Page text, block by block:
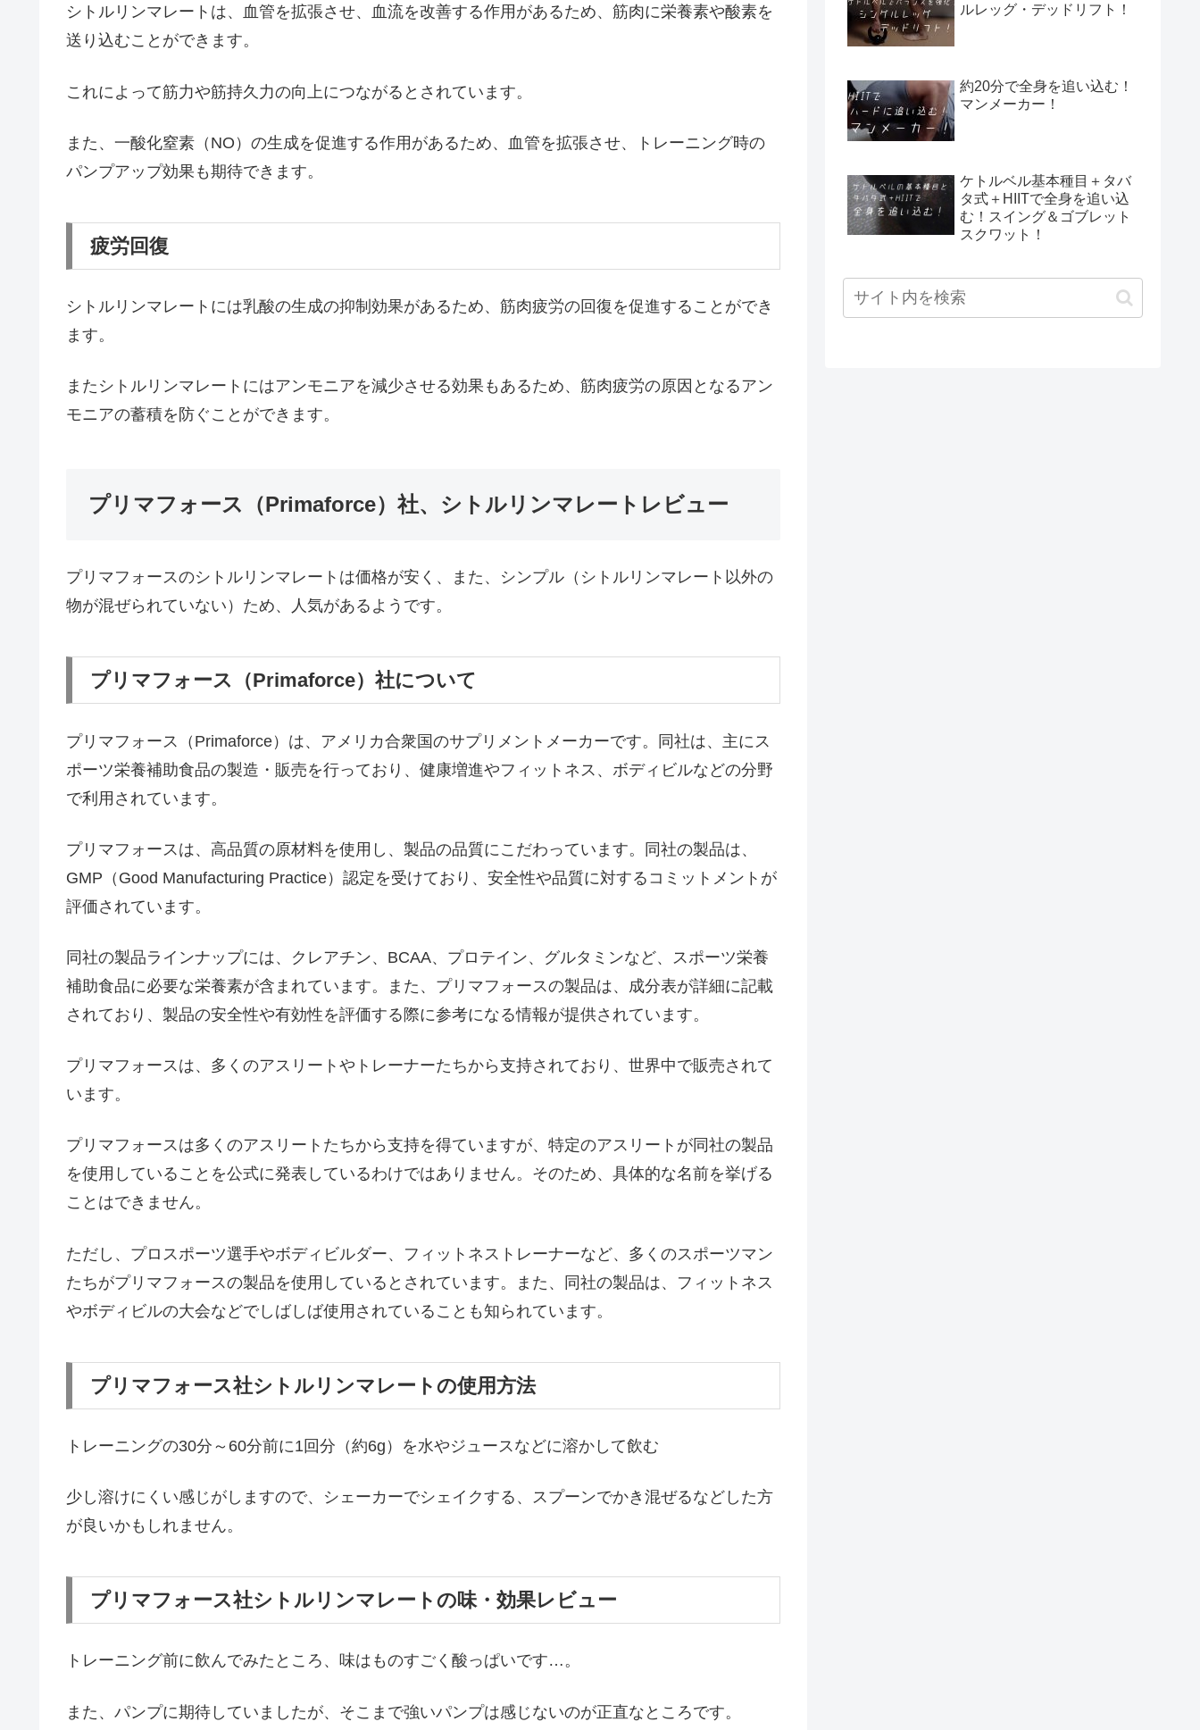
シトルリンマレートは、血管を拡張させ、血流を改善する作用があるため、筋肉に栄養素や酸素を
送り込むことができます。
これによって筋力や筋持久力の向上につながるとされています。
また、一酸化窒素（NO）の生成を促進する作用があるため、血管を拡張させ、トレーニング時の
パンプアップ効果も期待できます。
疲労回復
シトルリンマレートには乳酸の生成の抑制効果があるため、筋肉疲労の回復を促進することができ
ます。
またシトルリンマレートにはアンモニアを減少させる効果もあるため、筋肉疲労の原因となるアン
モニアの蓄積を防ぐことができます。
プリマフォース（Primaforce）社、シトルリンマレートレビュー
プリマフォースのシトルリンマレートは価格が安く、また、シンプル（シトルリンマレート以外の
物が混ぜられていない）ため、人気があるようです。
プリマフォース（Primaforce）社について
プリマフォース（Primaforce）は、アメリカ合衆国のサプリメントメーカーです。同社は、主にス
ポーツ栄養補助食品の製造・販売を行っており、健康増進やフィットネス、ボディビルなどの分野
で利用されています。
プリマフォースは、高品質の原材料を使用し、製品の品質にこだわっています。同社の製品は、
GMP（Good Manufacturing Practice）認定を受けており、安全性や品質に対するコミットメントが
評価されています。
同社の製品ラインナップには、クレアチン、BCAA、プロテイン、グルタミンなど、スポーツ栄養
補助食品に必要な栄養素が含まれています。また、プリマフォースの製品は、成分表が詳細に記載
されており、製品の安全性や有効性を評価する際に参考になる情報が提供されています。
プリマフォースは、多くのアスリートやトレーナーたちから支持されており、世界中で販売されて
います。
プリマフォースは多くのアスリートたちから支持を得ていますが、特定のアスリートが同社の製品
を使用していることを公式に発表しているわけではありません。そのため、具体的な名前を挙げる
ことはできません。
ただし、プロスポーツ選手やボディビルダー、フィットネストレーナーなど、多くのスポーツマン
たちがプリマフォースの製品を使用しているとされています。また、同社の製品は、フィットネス
やボディビルの大会などでしばしば使用されていることも知られています。
プリマフォース社シトルリンマレートの使用方法
トレーニングの30分～60分前に1回分（約6g）を水やジュースなどに溶かして飲む
少し溶けにくい感じがしますので、シェーカーでシェイクする、スプーンでかき混ぜるなどした方
が良いかもしれません。
プリマフォース社シトルリンマレートの味・効果レビュー
トレーニング前に飲んでみたところ、味はものすごく酸っぱいです…。
また、パンプに期待していましたが、そこまで強いパンプは感じないのが正直なところです。
ルレッグ・デッドリフト！
約20分で全身を追い込む！
マンメーカー！
ケトルベル基本種目＋タバ
タ式＋HIITで全身を追い込
む！スイング＆ゴブレット
スクワット！